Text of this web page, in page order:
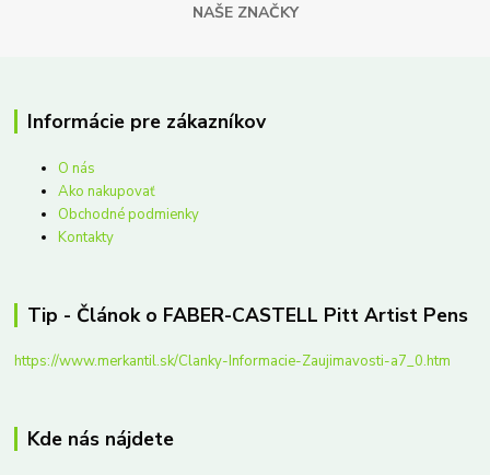
NAŠE ZNAČKY
Informácie pre zákazníkov
O nás
Ako nakupovať
Obchodné podmienky
Kontakty
Tip - Článok o FABER-CASTELL Pitt Artist Pens
https://www.merkantil.sk/Clanky-Informacie-Zaujimavosti-a7_0.htm
Kde nás nájdete